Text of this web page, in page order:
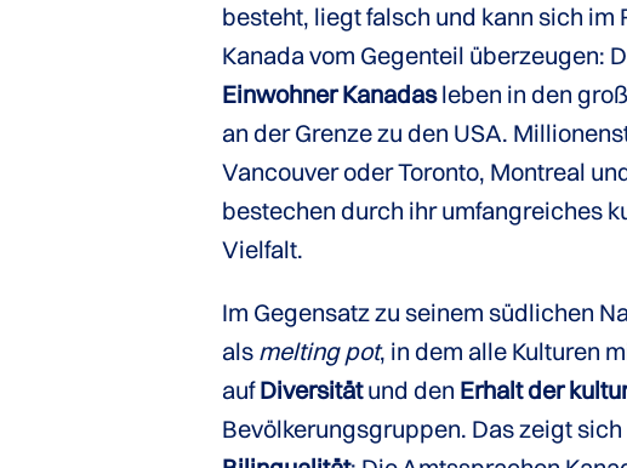
besteht, liegt falsch und kann sich
Kanada vom Gegenteil überzeugen:
Einwohner Kanadasleben in den
an der Grenze zu den USA.
Vancouver oder Toronto, Montreal
bestechen durch ihr umfangreiches
Vielfalt.
Im Gegensatz zu seinem südlichen
als melting pot, in dem alle Kulturen
aufDiversitätund den Erhalt der
Bevölkerungsgruppen. Das zeigt